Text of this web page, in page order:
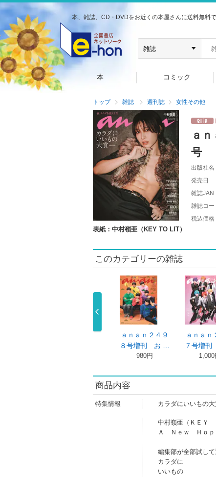
本、雑誌、CD・DVDをお近くの本屋さんに送料無料で
本 コミック
トップ 雑誌 週刊誌 女性その他
ａ
号
出版社名
発売日
雑誌JAN
雑誌コー
税込価格
表紙：中村嶺亜（KEY TO LIT）
このカテゴリーの雑誌
ａｎａｎ２４９
８号増刊 お …
ａｎａｎ２４９
７号増刊 と …
商品内容
特集情報 カラダにいいもの
中村嶺亜（ＫＥＹ
Ａ Ｎｅｗ Ｈｏｐ
編集部が全部試して
カラダに
いいもの